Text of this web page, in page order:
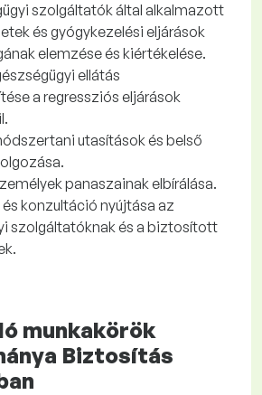
szolgáltatók által alkalmazott
és gyógykezelési eljárások
elemzése és kiértékelése.
ellátás
a regressziós eljárások
utasítások és belső
panaszainak elbírálása.
konzultáció nyújtása az
szolgáltatóknak és a biztosított
munkakörök
Biztosítás